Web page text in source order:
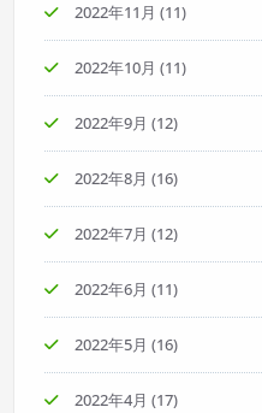
2022年11月 (11)
2022年10月 (11)
2022年9月 (12)
2022年8月 (16)
2022年7月 (12)
2022年6月 (11)
2022年5月 (16)
2022年4月 (17)